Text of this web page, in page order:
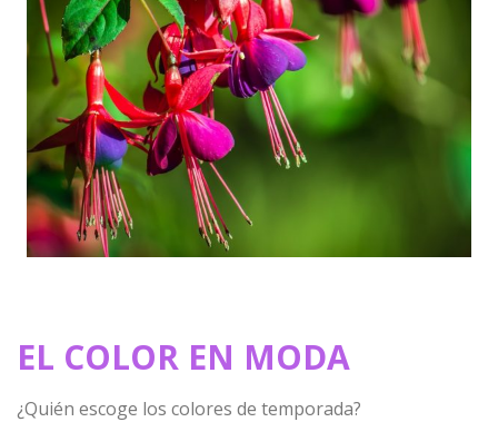
EL COLOR EN MODA
¿Quién escoge los colores de temporada?